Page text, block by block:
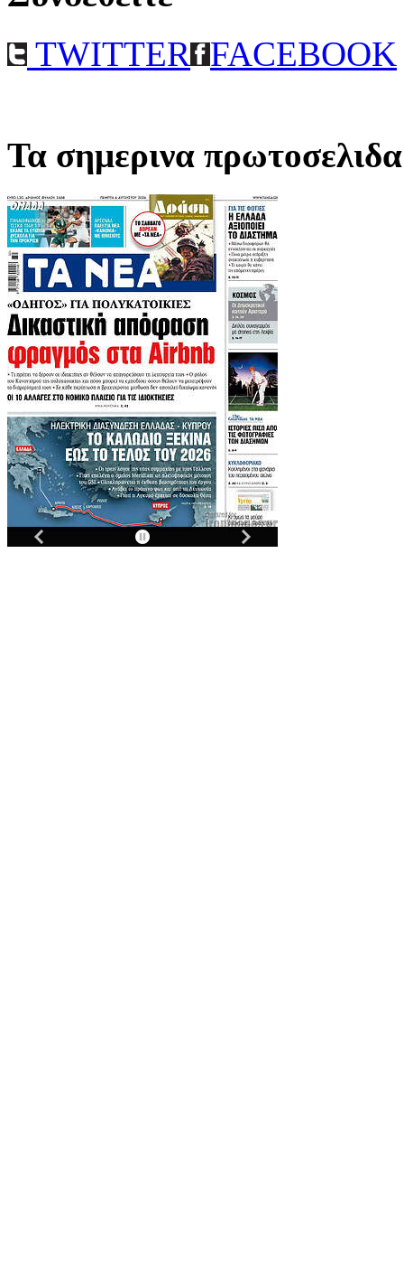
TWITTER FACEBOOK
Τα σημερινα πρωτοσελιδα